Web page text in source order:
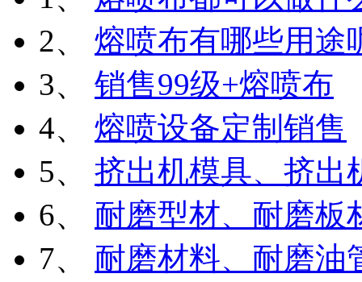
2、
熔喷布有哪些用途
3、
销售99级+熔喷布
4、
熔喷设备定制销售
5、
挤出机模具、挤出
6、
耐磨型材、耐磨板
7、
耐磨材料、耐磨油